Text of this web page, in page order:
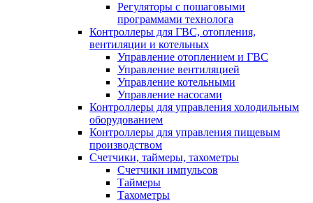
Регуляторы с пошаговыми
программами технолога
Контроллеры для ГВС, отопления,
вентиляции и котельных
Управление отоплением и ГВС
Управление вентиляцией
Управление котельными
Управление насосами
Контроллеры для управления холодильным
оборудованием
Контроллеры для управления пищевым
производством
Счетчики, таймеры, тахометры
Счетчики импульсов
Таймеры
Тахометры